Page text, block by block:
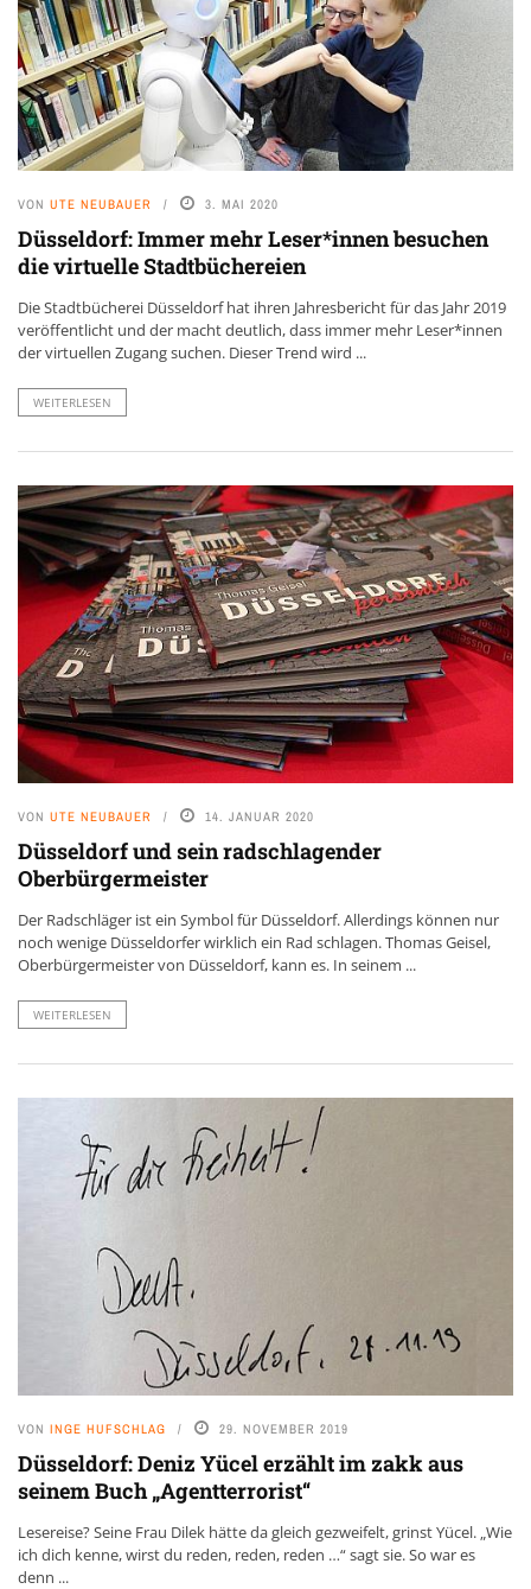
VON UTE NEUBAUER 3. MAI 2020
Düsseldorf: Immer mehr Leser*innen besuchen
die virtuelle Stadtbüchereien
Die Stadtbücherei Düsseldorf hat ihren Jahresbericht für das Jahr 2019
veröffentlicht und der macht deutlich, dass immer mehr Leser*innen
der virtuellen Zugang suchen. Dieser Trend wird ...
WEITERLESEN
VON UTE NEUBAUER 14. JANUAR 2020
Düsseldorf und sein radschlagender
Oberbürgermeister
Der Radschläger ist ein Symbol für Düsseldorf. Allerdings können nur
noch wenige Düsseldorfer wirklich ein Rad schlagen. Thomas Geisel,
Oberbürgermeister von Düsseldorf, kann es. In seinem ...
WEITERLESEN
VON INGE HUFSCHLAG 29. NOVEMBER 2019
Düsseldorf: Deniz Yücel erzählt im zakk aus
seinem Buch „Agentterrorist“
Lesereise? Seine Frau Dilek hätte da gleich gezweifelt, grinst Yücel. „Wie
ich dich kenne, wirst du reden, reden, reden …“ sagt sie. So war es
denn ...